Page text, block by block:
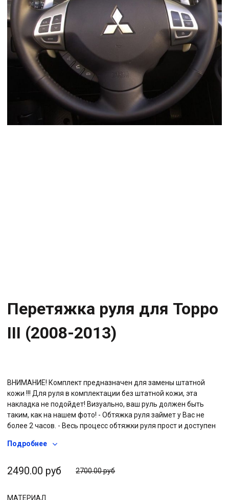
Перетяжка руля для Toppo
III (2008-2013)
ВНИМАНИЕ! Комплект предназначен для замены штатной
кожи !!! Для руля в комплектации без штатной кожи, эта
накладка не подойдет! Визуально, ваш руль должен быть
таким, как на нашем фото! - Обтяжка руля займет у Вас не
более 2 часов. - Весь процесс обтяжки руля прост и доступен
спицы руля. - Не нужно шить руками, оплетка уже прошита по
ниткой (находится в комплекте). Прилагается -подробная
Подробнее
2490.00 руб 2700.00 руб
МАТЕРИАЛ